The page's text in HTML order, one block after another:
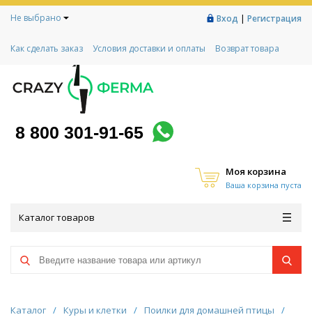
Не выбрано Вход | Регистрация
Как сделать заказ Условия доставки и оплаты
Возврат товара
Контакты
Социальный контракт
Любимая ферма
8 800 301-91-65
Моя корзина
Ваша корзина пуста
Каталог товаров
Каталог / Куры и клетки / Поилки для домашней птицы
/